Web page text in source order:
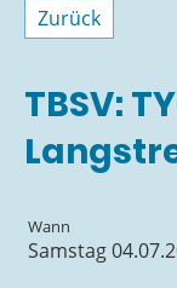
Zurück
TBSV:
Wann
Samstag